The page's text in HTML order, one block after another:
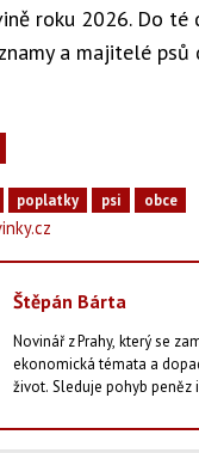
roku 2026. Do té
a majitelé
poplatky psi obce
Štěpán Bárta
Novinář z Prahy, který se
ekonomická témata a
život. Sleduje pohyb peněz
rozhodnutí domácností.